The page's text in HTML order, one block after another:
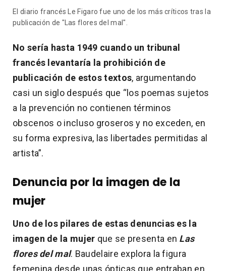
El diario francés Le Figaro fue uno de los más críticos tras la
publicación de "Las flores del mal".
No sería hasta 1949 cuando un tribunal
francés levantaría la prohibición de
publicación de estos textos, argumentando
casi un siglo después que “los poemas sujetos
a la prevención no contienen términos
obscenos o incluso groseros y no exceden, en
su forma expresiva, las libertades permitidas al
artista”.
Denuncia por la imagen de la
mujer
Uno de los pilares de estas denuncias es la
imagen de la mujer que se presenta en Las
flores del mal. Baudelaire explora la figura
femenina desde unas ópticas que entraban en